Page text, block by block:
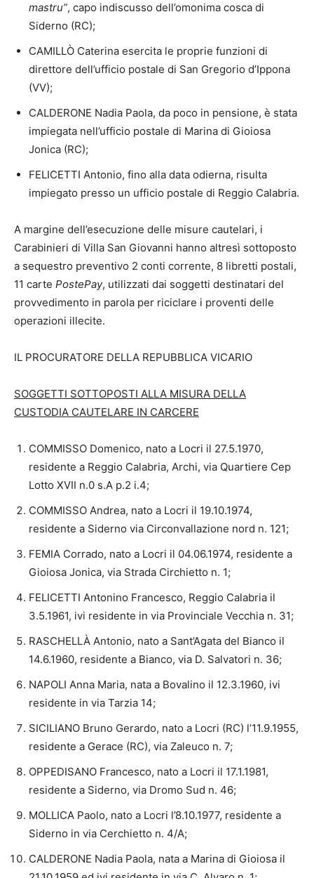
mastru”, capo indiscusso dell’omonima cosca di
Siderno (RC);
CAMILLÒ Caterina esercita le proprie funzioni di
direttore dell’ufficio postale di San Gregorio d’Ippona
(VV);
CALDERONE Nadia Paola, da poco in pensione, è stata
impiegata nell’ufficio postale di Marina di Gioiosa
Jonica (RC);
FELICETTI Antonio, fino alla data odierna, risulta
impiegato presso un ufficio postale di Reggio Calabria.
A margine dell’esecuzione delle misure cautelari, i
Carabinieri di Villa San Giovanni hanno altresì sottoposto
a sequestro preventivo 2 conti corrente, 8 libretti postali,
11 carte PostePay, utilizzati dai soggetti destinatari del
provvedimento in parola per riciclare i proventi delle
operazioni illecite.
IL PROCURATORE DELLA REPUBBLICA VICARIO
SOGGETTI SOTTOPOSTI ALLA MISURA DELLA
CUSTODIA CAUTELARE IN CARCERE
COMMISSO Domenico, nato a Locri il 27.5.1970,
residente a Reggio Calabria, Archi, via Quartiere Cep
Lotto XVII n.0 s.A p.2 i.4;
COMMISSO Andrea, nato a Locri il 19.10.1974,
residente a Siderno via Circonvallazione nord n. 121;
FEMIA Corrado, nato a Locri il 04.06.1974, residente a
Gioiosa Jonica, via Strada Circhietto n. 1;
FELICETTI Antonino Francesco, Reggio Calabria il
3.5.1961, ivi residente in via Provinciale Vecchia n. 31;
RASCHELLÀ Antonio, nato a Sant’Agata del Bianco il
14.6.1960, residente a Bianco, via D. Salvatori n. 36;
NAPOLI Anna Maria, nata a Bovalino il 12.3.1960, ivi
residente in via Tarzia 14;
SICILIANO Bruno Gerardo, nato a Locri (RC) l’11.9.1955,
residente a Gerace (RC), via Zaleuco n. 7;
OPPEDISANO Francesco, nato a Locri il 17.1.1981,
residente a Siderno, via Dromo Sud n. 46;
MOLLICA Paolo, nato a Locri l’8.10.1977, residente a
Siderno in via Cerchietto n. 4/A;
CALDERONE Nadia Paola, nata a Marina di Gioiosa il